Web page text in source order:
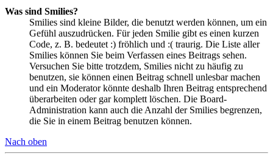
Was sind Smilies?
Smilies sind kleine Bilder, die benutzt werden können, um ein
Gefühl auszudrücken. Für jeden Smilie gibt es einen kurzen
Code, z. B. bedeutet :) fröhlich und :( traurig. Die Liste aller
Smilies können Sie beim Verfassen eines Beitrags sehen.
Versuchen Sie bitte trotzdem, Smilies nicht zu häufig zu
benutzen, sie können einen Beitrag schnell unlesbar machen
und ein Moderator könnte deshalb Ihren Beitrag entsprechend
überarbeiten oder gar komplett löschen. Die Board-
Administration kann auch die Anzahl der Smilies begrenzen,
die Sie in einem Beitrag benutzen können.
Nach oben